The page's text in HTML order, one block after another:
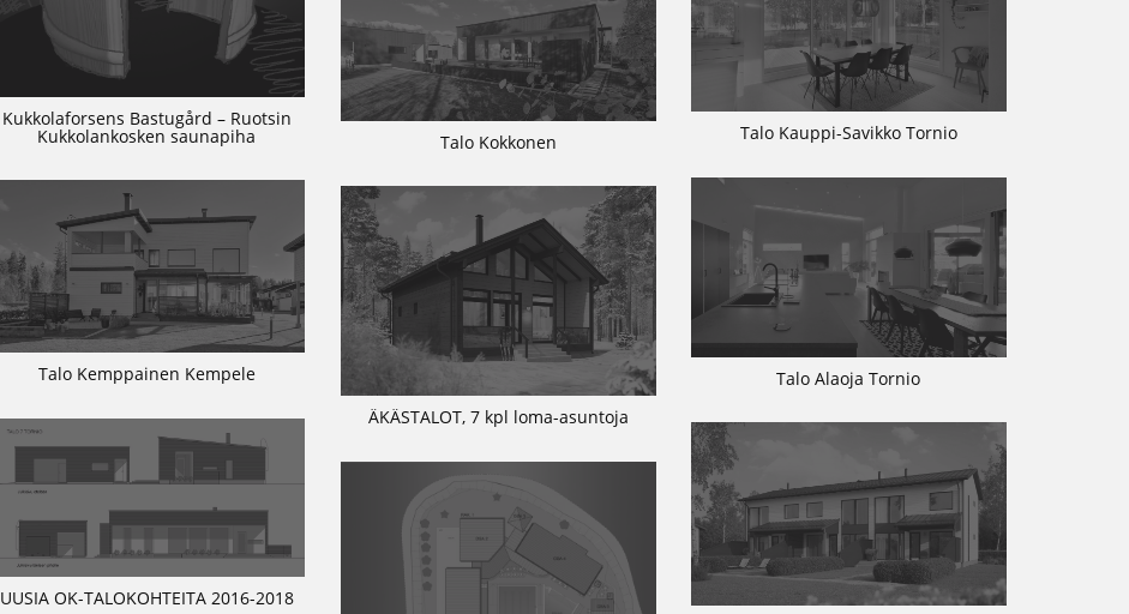
Kukkolaforsens Bastugård – Ruotsin
Kukkolankosken saunapiha Talo Kokkonen Talo Kauppi-Savikko Tornio
Talo Alaoja Tornio
Talo Kemppainen Kempele
ÄKÄSTALOT, 7 kpl loma-asuntoja
UUSIA OK-TALOKOHTEITA 2016-2018